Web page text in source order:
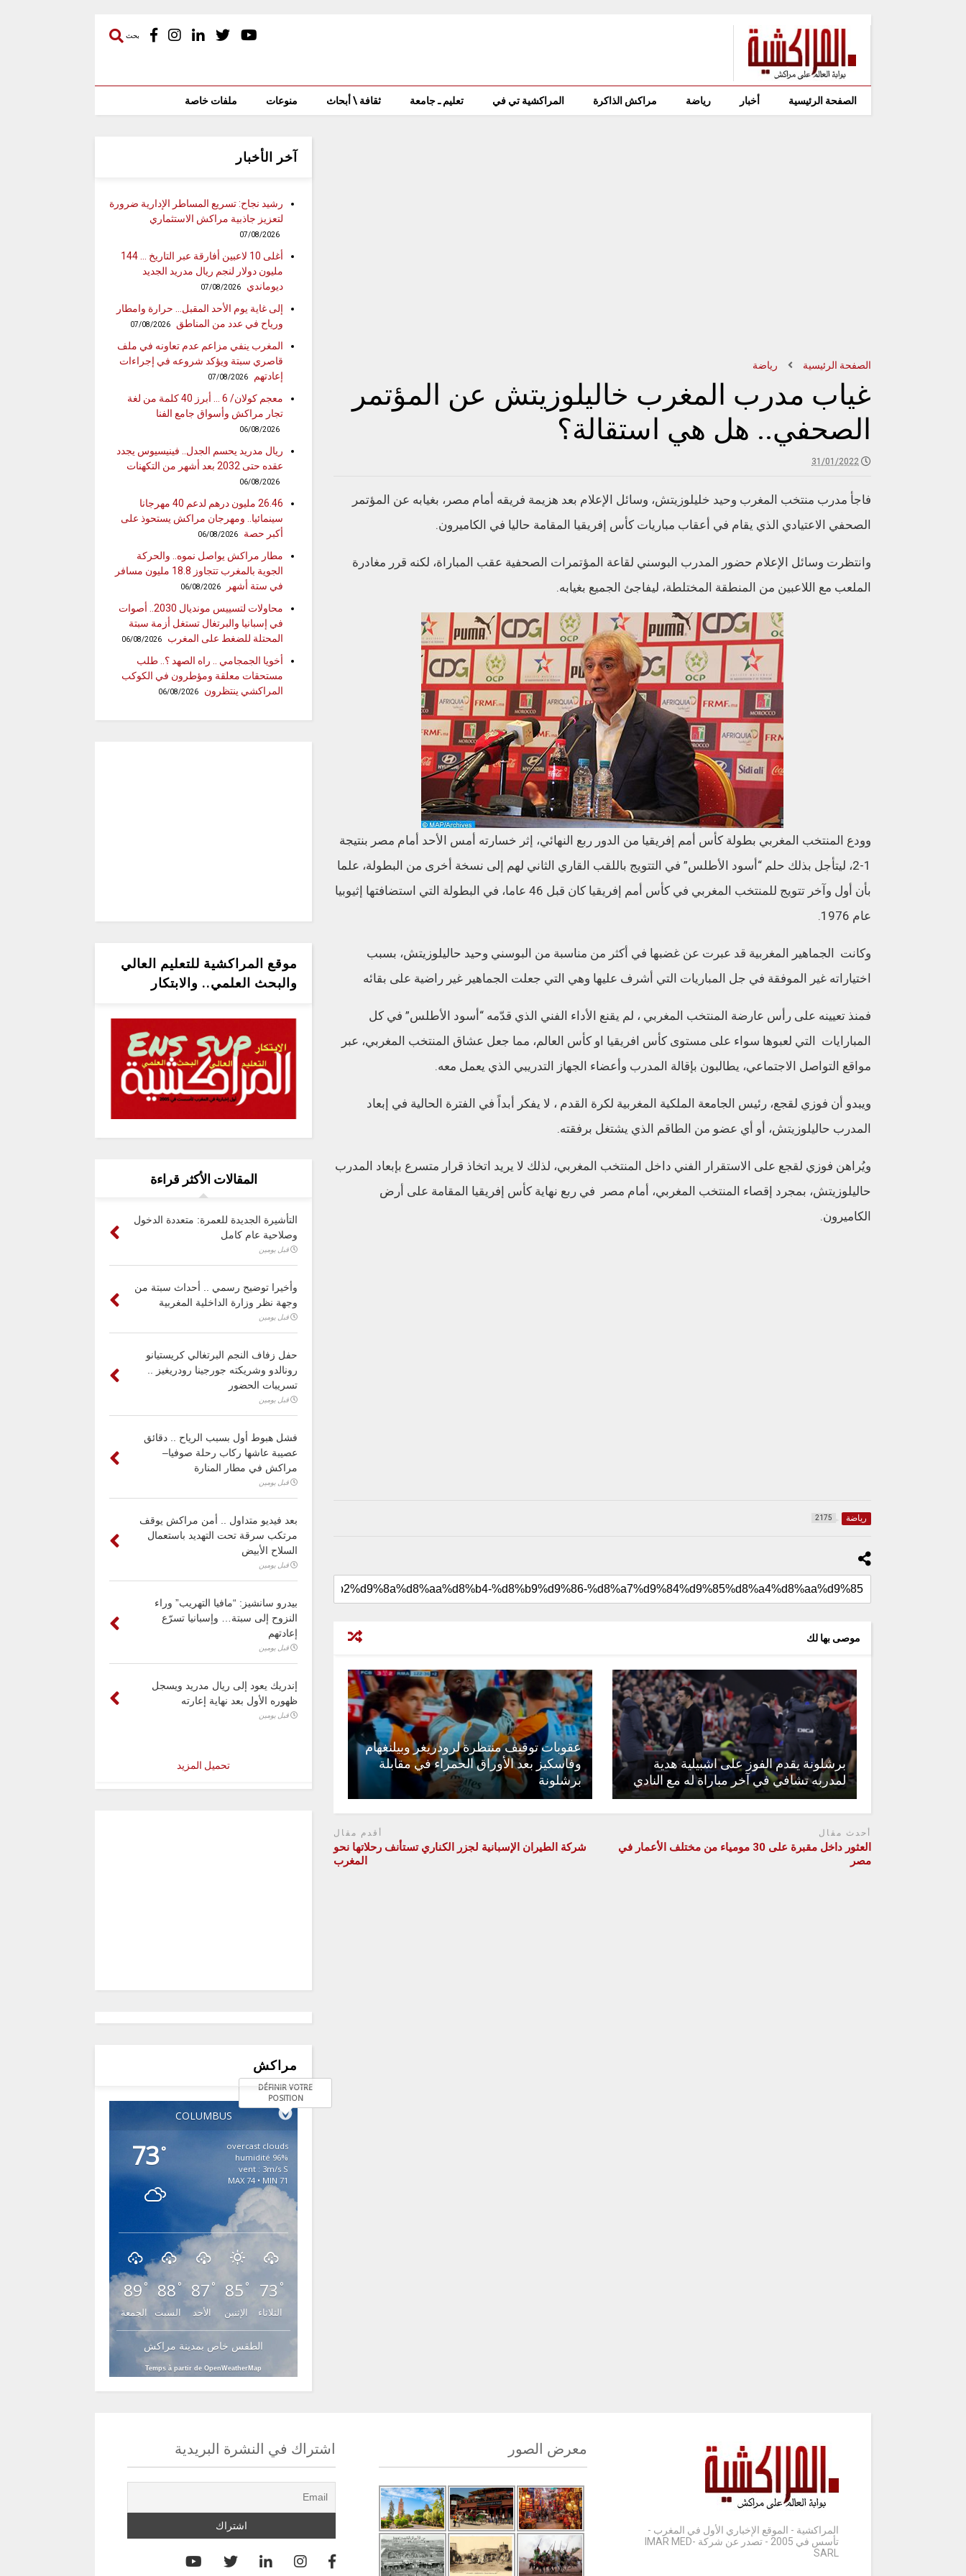
بحث
الصفحة الرئيسية أخبار رياضة مراكش الذاكرة المراكشية تي في تعليم ـ جامعة ثقافة \ أبحاث منوعات ملفات خاصة
الصفحة الرئيسية رياضة
غياب مدرب المغرب خاليلوزيتش عن المؤتمر
الصحفي.. هل هي استقالة؟
31/01/2022
فاجأ مدرب منتخب المغرب وحيد خليلوزيتش، وسائل الإعلام بعد هزيمة فريقه أمام مصر، بغيابه عن المؤتمر
الصحفي الاعتيادي الذي يقام في أعقاب مباريات كأس إفريقيا المقامة حاليا في الكاميرون.
وانتظرت وسائل الإعلام حضور المدرب البوسني لقاعة المؤتمرات الصحفية عقب المباراة، لكنه قرر مغادرة
الملعب مع اللاعبين من المنطقة المختلطة، ليفاجئ الجميع بغيابه.
وودع المنتخب المغربي بطولة كأس أمم إفريقيا من الدور ربع النهائي، إثر خسارته أمس الأحد أمام مصر بنتيجة
1-2، ليتأجل بذلك حلم “أسود الأطلس” في التتويج باللقب القاري الثاني لهم إلى نسخة أخرى من البطولة، علما
بأن أول وآخر تتويج للمنتخب المغربي في كأس أمم إفريقيا كان قبل 46 عاما، في البطولة التي استضافتها إثيوبيا
عام 1976.
وكانت الجماهير المغربية قد عبرت عن غضبها في أكثر من مناسبة من البوسني وحيد حاليلوزيتش، بسبب
اختياراته غير الموفقة في جل المباريات التي أشرف عليها وهي التي جعلت الجماهير غير راضية على بقائه
فمنذ تعيينه على رأس عارضة المنتخب المغربي ، لم يقنع الأداء الفني الذي قدّمه “أسود الأطلس” في كل
المبارايات التي لعبوها سواء على مستوى كأس افريقيا او كأس العالم، مما جعل عشاق المنتخب المغربي، عبر
مواقع التواصل الاجتماعي، يطالبون بإقالة المدرب وأعضاء الجهاز التدريبي الذي يعمل معه.
ويبدو أن فوزي لقجع، رئيس الجامعة الملكية المغربية لكرة القدم ، لا يفكر أبداً في الفترة الحالية في إبعاد
المدرب حاليلوزيتش، أو أي عضو من الطاقم الذي يشتغل برفقته.
ويُراهن فوزي لقجع على الاستقرار الفني داخل المنتخب المغربي، لذلك لا يريد اتخاذ قرار متسرع بإبعاد المدرب
حاليلوزيتش، بمجرد إقصاء المنتخب المغربي، أمام مصر في ربع نهاية كأس إفريقيا المقامة على أرض
الكاميرون.
رياضة 2175
موصى بها لك
برشلونة يقدم الفوز على اشبيلية هدية
لمدربه تشافي في آخر مباراة له مع النادي
عقوبات توقيف منتظرة لرودريغر وبيلنغهام
وفاسكيز بعد الأوراق الحمراء في مقابلة
برشلونة
أحدث مقال
العثور داخل مقبرة على 30 مومياء من مختلف الأعمار في
مصر
أقدم مقال
شركة الطيران الإسبانية لجزر الكناري تستأنف رحلاتها نحو
المغرب
آخر الأخبار
رشيد نجاح: تسريع المساطر الإدارية ضرورة
لتعزيز جاذبية مراكش الاستثماري
07/08/2026
أغلى 10 لاعبين أفارقة عبر التاريخ … 144
مليون دولار لنجم ريال مدريد الجديد
ديوماندي
07/08/2026
إلى غاية يوم الأحد المقبل… حرارة وامطار
ورياح في عدد من المناطق
07/08/2026
المغرب ينفي مزاعم عدم تعاونه في ملف
قاصري سبتة ويؤكد شروعه في إجراءات
إعادتهم
07/08/2026
معجم كولان/ 6 … أبرز 40 كلمة من لغة
تجار مراكش وأسواق جامع الفنا
06/08/2026
ريال مدريد يحسم الجدل.. فينيسيوس يجدد
عقده حتى 2032 بعد أشهر من التكهنات
06/08/2026
26.46 مليون درهم لدعم 40 مهرجانا
سينمائيا.. ومهرجان مراكش يستحوذ على
أكبر حصة
06/08/2026
مطار مراكش يواصل نموه.. والحركة
الجوية بالمغرب تتجاوز 18.8 مليون مسافر
في ستة أشهر
06/08/2026
محاولات لتسييس مونديال 2030.. أصوات
في إسبانيا والبرتغال تستغل أزمة سبتة
المحتلة للضغط على المغرب
06/08/2026
أخويا الجمجامي .. راه الصهد ؟.. طلب
مستحقات معلقة ومؤطرون في الكوكب
المراكشي ينتظرون
06/08/2026
موقع المراكشية للتعليم العالي
والبحث العلمي.. والابتكار
المقالات الأكثر قراءة
التأشيرة الجديدة للعمرة: متعددة الدخول
وصلاحية عام كامل
قبل يومين
وأخيرا توضيح رسمي .. أحداث سبتة من
وجهة نظر وزارة الداخلية المغربية
قبل يومين
حفل زفاف النجم البرتغالي كريستيانو
رونالدو وشريكته جورجينا رودريغيز ..
تسريبات الحضور
قبل يومين
فشل هبوط أول بسبب الرياح .. دقائق
عصيبة عاشها ركاب رحلة صوفيا–
مراكش في مطار المنارة
قبل يومين
بعد فيديو متداول .. أمن مراكش يوقف
مرتكب سرقة تحت التهديد باستعمال
السلاح الأبيض
قبل يومين
بيدرو سانشيز: “مافيا التهريب” وراء
النزوح إلى سبتة… وإسبانيا تسرّع
إعادتهم
قبل يومين
إندريك يعود إلى ريال مدريد ويسجل
ظهوره الأول بعد نهاية إعارته
قبل يومين
تحميل المزيد
مراكش
COLUMBUS
DÉFINIR VOTRE
POSITION
73°
overcast clouds
96% humidité
vent : 3m/s S
MAX 74 • MIN 71
89 °
الجمعة
88 °
السبت
87 °
الأحد
85 °
الإثنين
73 °
الثلاثاء
الطقس خاص بمدينة مراكش
Temps à partir de OpenWeatherMap
المراكشية - الموقع الإخباري الأول في المغرب -
تأسس في 2005 - تصدر عن شركة IMAR MED-
SARL
معرض الصور اشتراك في النشرة البريدية